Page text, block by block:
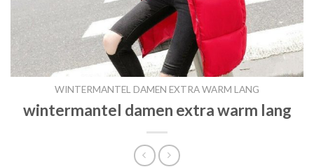
WINTERMANTEL DAMEN EXTRA WARM LANG
wintermantel damen extra warm lang